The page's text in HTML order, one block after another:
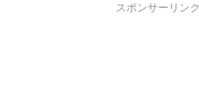
スポンサーリンク